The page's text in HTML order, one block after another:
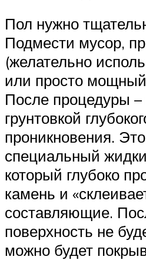
Пол нужно
Подмести мусор,
(желательно
или просто
После процедуры –
грунтовкой
проникновения.
специальный
который глубоко
камень и
составляющие.
поверхность не
можно будет